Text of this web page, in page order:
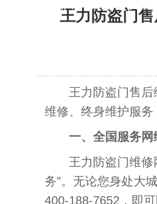
网点，一键报修质量
王力防盗门
王力防盗门售后
维修、终身维护服务
一、全国服务
王力防盗门维修网
务”。无论您身处大
400-188-7652，即